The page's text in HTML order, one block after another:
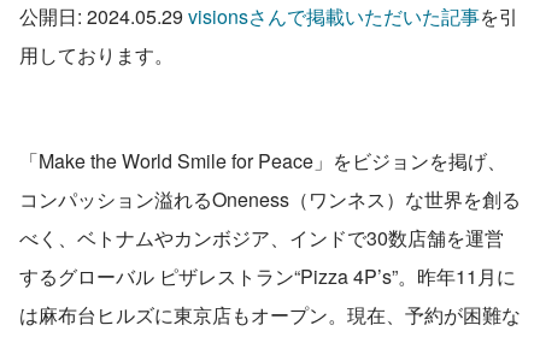
公開日: 2024.05.29 visionsさんで掲載いただいた記事を引
用しております。
「Make the World Smile for Peace」をビジョンを掲げ、
コンパッション溢れるOneness（ワンネス）な世界を創る
べく、ベトナムやカンボジア、インドで30数店舗を運営
するグローバル ピザレストラン“Pizza 4P’s”。昨年11月に
は麻布台ヒルズに東京店もオープン。現在、予約が困難な